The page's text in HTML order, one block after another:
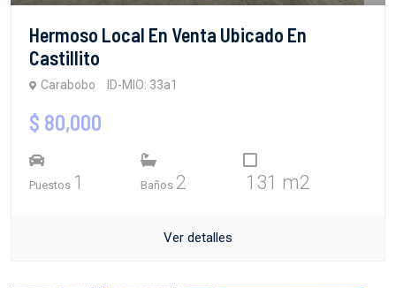
Hermoso Local En Venta Ubicado En
Castillito
Carabobo ID-MIO: 33a1
$ 80,000
Puestos 1 Baños 2 131 m2
Ver detalles